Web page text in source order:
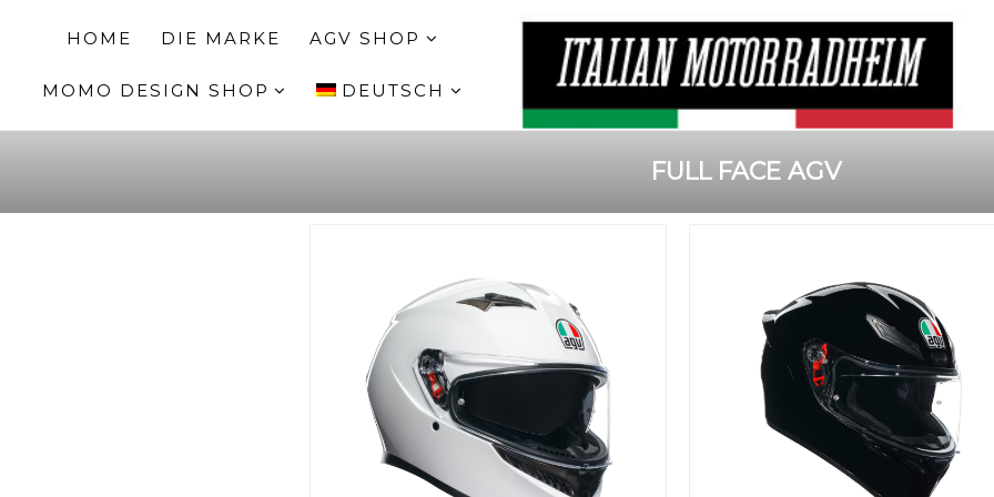
HOME DIE MARKE AGV SHOP
MOMO DESIGN SHOP DEUTSCH
FULL FACE AGV